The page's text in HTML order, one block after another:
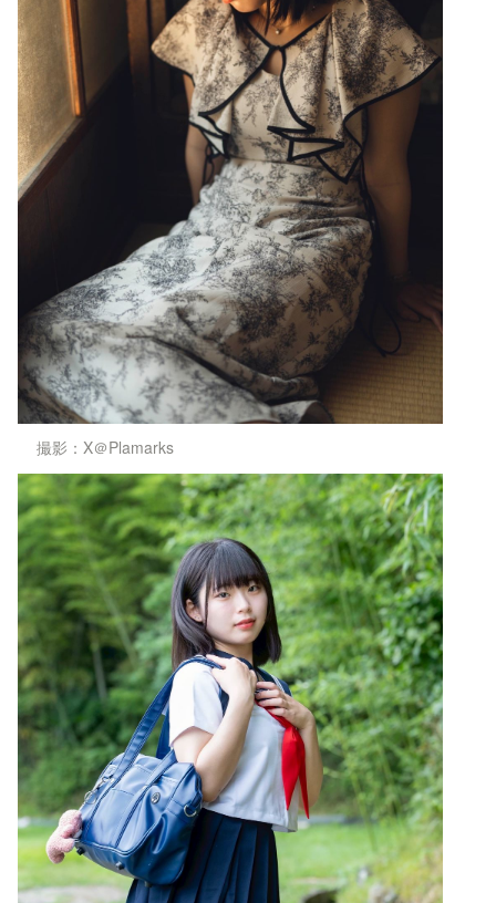
撮影：X＠Plamarks